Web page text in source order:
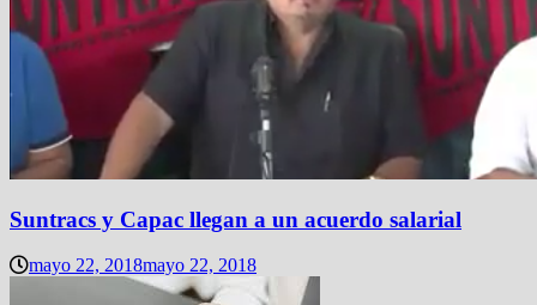
Suntracs y Capac llegan a un acuerdo salarial
mayo 22, 2018mayo 22, 2018